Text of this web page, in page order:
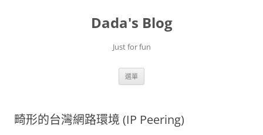
Dada's Blog
Just for fun
選單
畸形的台灣網路環境 (IP Peering)